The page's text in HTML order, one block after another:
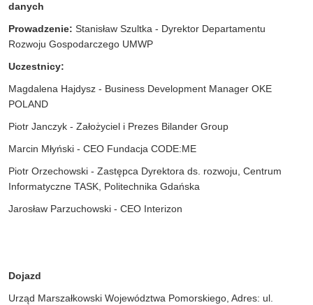
danych
Prowadzenie: Stanisław Szultka - Dyrektor Departamentu
Rozwoju Gospodarczego UMWP
Uczestnicy:
Magdalena Hajdysz - Business Development Manager OKE
POLAND
Piotr Janczyk - Założyciel i Prezes Bilander Group
Marcin Młyński - CEO Fundacja CODE:ME
Piotr Orzechowski - Zastępca Dyrektora ds. rozwoju, Centrum
Informatyczne TASK, Politechnika Gdańska
Jarosław Parzuchowski - CEO Interizon
Dojazd
Urząd Marszałkowski Województwa Pomorskiego, Adres: ul.